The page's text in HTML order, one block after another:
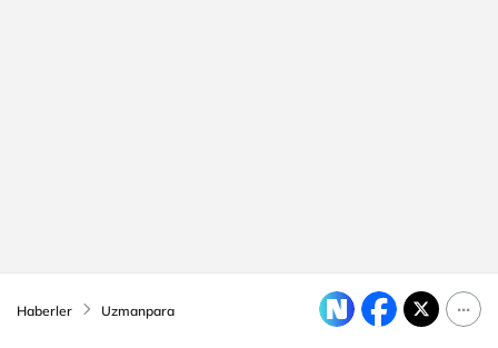
Haberler Uzmanpara